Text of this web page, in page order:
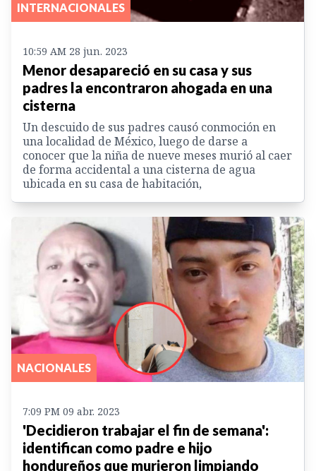
INTERNACIONALES
10:59 AM 28 jun. 2023
Menor desapareció en su casa y sus
padres la encontraron ahogada en una
cisterna
Un descuido de sus padres causó conmoción en
una localidad de México, luego de darse a
conocer que la niña de nueve meses murió al caer
de forma accidental a una cisterna de agua
ubicada en su casa de habitación,
NACIONALES
7:09 PM 09 abr. 2023
'Decidieron trabajar el fin de semana':
identifican como padre e hijo
hondureños que murieron limpiando